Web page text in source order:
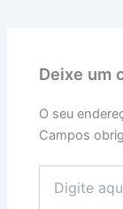
Deixe um
O seu
Campos
aqui...